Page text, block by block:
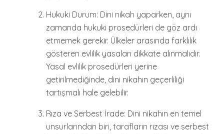
Hukuki Durum: Dini nikah yaparken, aynı
zamanda hukuki prosedürleri de göz ardı
etmemek gerekir. Ülkeler arasında farklılık
gösteren evlilik yasaları dikkate alınmalıdır.
Yasal evlilik prosedürleri yerine
getirilmediğinde, dini nikahın geçerliliği
tartışmalı hale gelebilir.
Rıza ve Serbest İrade: Dini nikahın en temel
unsurlarından biri, tarafların rızası ve serbest